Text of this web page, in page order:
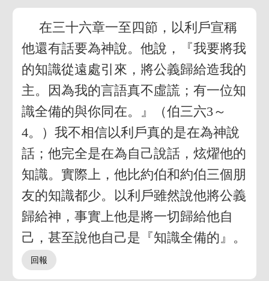
在三十六章一至四節，以利戶宣稱
他還有話要為神說。他說，『我要將我
的知識從遠處引來，將公義歸給造我的
主。因為我的言語真不虛謊；有一位知
識全備的與你同在。』（伯三六3～
4。）我不相信以利戶真的是在為神說
話；他完全是在為自己說話，炫燿他的
知識。實際上，他比約伯和約伯三個朋
友的知識都少。以利戶雖然說他將公義
歸給神，事實上他是將一切歸給他自
己，甚至說他自己是『知識全備的』。